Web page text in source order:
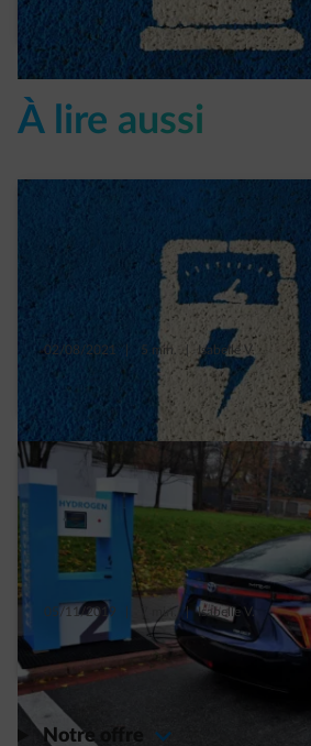
À lire aussi
02/08/2021 5 min. Isabelle V.
Voitures électriques : 5
05/11/2019 | Isabelle V.
9 questions sur la voiture à
Notre offre